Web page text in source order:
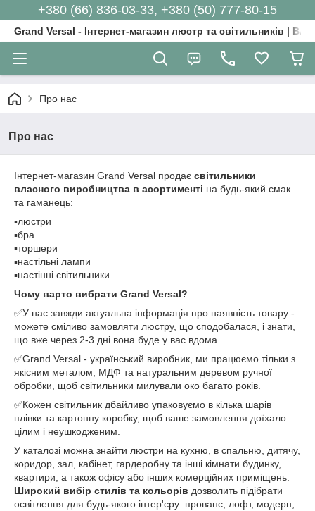
+380 (66) 836-03-33, +380 (50) 777-80-15
Grand Versal - Інтернет-магазин люстр та світильників |
Про нас
Про нас
Інтернет-магазин Grand Versal продає світильники
власного виробництва в асортименті на будь-який смак
та гаманець:
▪️люстри
▪️бра
▪️торшери
▪️настільні лампи
▪️настінні світильники
Чому варто вибрати Grand Versal?
✅У нас завжди актуальна інформація про наявність товару -
можете сміливо замовляти люстру, що сподобалася, і знати,
що вже через 2-3 дні вона буде у вас вдома.
✅Grand Versal - український виробник, ми працюємо тільки з
якісним металом, МДФ та натуральним деревом ручної
обробки, щоб світильники милували око багато років.
✅Кожен світильник дбайливо упаковуємо в кілька шарів
плівки та картонну коробку, щоб ваше замовлення доїхало
цілим і неушкодженим.
У каталозі можна знайти люстри на кухню, в спальню, дитячу,
коридор, зал, кабінет, гардеробну та інші кімнати будинку,
квартири, а також офісу або інших комерційних приміщень.
Широкий вибір стилів та кольорів дозволить підібрати
освітлення для будь-якого інтер'єру: прованс, лофт, модерн,